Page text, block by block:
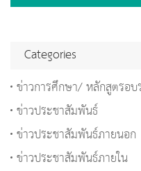
Categories
ข่าวการศึกษา/ หลักสูตรอบ
ข่าวประชาสัมพันธ์
ข่าวประชาสัมพันธ์ภายนอก
ข่าวประชาสัมพันธ์ภายใน